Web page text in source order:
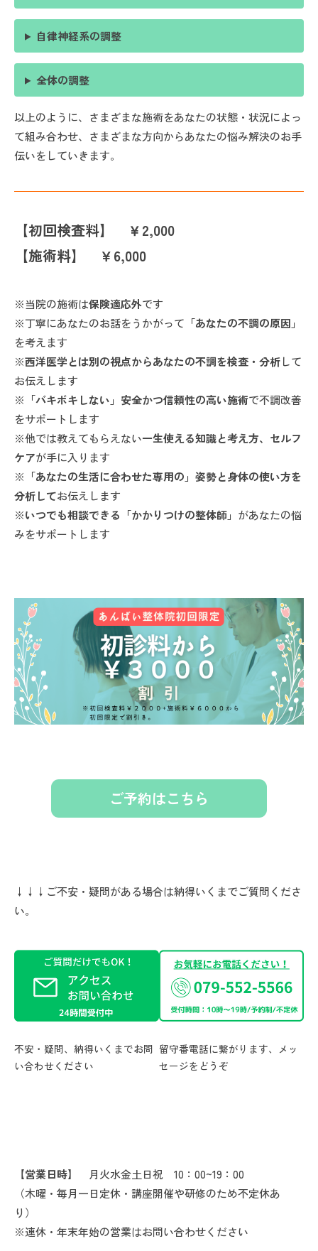
自律神経系の調整
全体の調整
以上のように、さまざまな施術をあなたの状態・状況によっ
て組み合わせ、さまざまな方向からあなたの悩み解決のお手
伝いをしていきます。
【初回検査料】 ￥2,000
【施術料】 ￥6,000
※当院の施術は保険適応外です
※丁寧にあなたのお話をうかがって 「あなたの不調の原因」
を考えます
※西洋医学とは別の視点からあなたの不調を検査・分析して
お伝えします
※ 「バキボキしない」安全かつ信頼性の高い施術で不調改善
をサポートします
※他では教えてもらえない一生使える知識と考え方、セルフ
ケアが手に入ります
※ 「あなたの生活に合わせた専用の」姿勢と身体の使い方を
分析してお伝えします
※いつでも相談できる「かかりつけの整体師」 があなたの悩
みをサポートします
ご予約はこちら
↓↓↓ご不安・疑問がある場合は納得いくまでご質問くださ
い。
不安・疑問、納得いくまでお問
い合わせください
留守番電話に繋がります、メッ
セージをどうぞ
【営業日時】 月火水金土日祝 10：00~19：00
（木曜・毎月一日定休・講座開催や研修のため不定休あ
り）
※連休・年末年始の営業はお問い合わせください